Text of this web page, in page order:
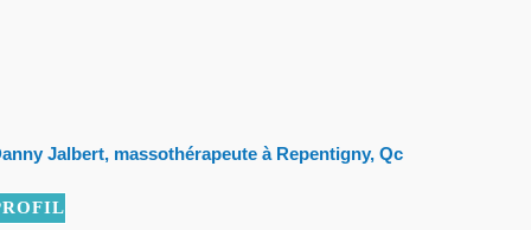
Jalbert, massothérapeute à Repentigny, Qc